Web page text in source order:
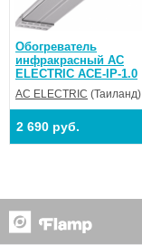
Обогреватель
инфракрасный AC
ELECTRIC ACE-IP-1.0
AC ELECTRIC (Таиланд)
2 690 руб.